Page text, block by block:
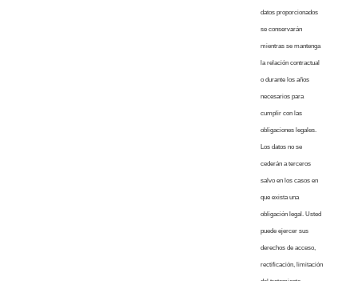
datos proporcionados
se conservarán
mientras se mantenga
la relación contractual
o durante los años
necesarios para
cumplir con las
obligaciones legales.
Los datos no se
cederán a terceros
salvo en los casos en
que exista una
obligación legal. Usted
puede ejercer sus
derechos de acceso,
rectificación, limitación